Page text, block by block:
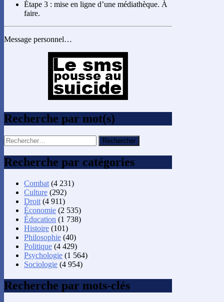
Étape 3 : mise en ligne d’une médiathèque. À
faire.
Message personnel…
Recherche par mot(s)
Rechercher :
Recherche par catégories
Combat (4 231)
Culture (292)
Droit (4 911)
Économie (2 535)
Éducation (1 738)
Histoire (101)
Philosophie (40)
Politique (4 429)
Psychologie (1 564)
Sociologie (4 954)
Recherche par mots-clés